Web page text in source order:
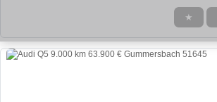
★